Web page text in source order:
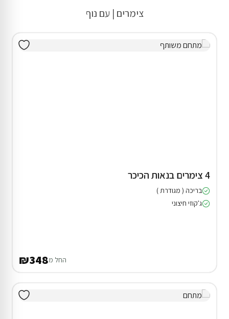
צימרים | עם נוף
4 צימרים בנאות הכיכר
בריכה ( מגודרת )
ג'קוזי חיצוני
החל מ₪348